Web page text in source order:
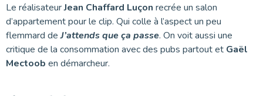
Le réalisateurJean Chaffard Luçon recrée un salon
d’appartement pour le clip. Qui colle à l’aspect un peu
flemmard deJ’attends que ça passe. On voit aussi une
critique de la consommation avec des pubs partout et Gaël
Mectoob en démarcheur.